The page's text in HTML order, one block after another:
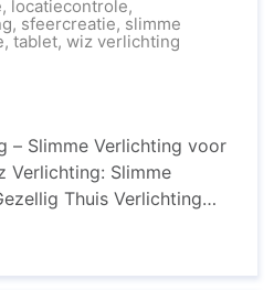
van
Wiz
Verlichting:
, locatiecontrole,
, sfeercreatie, slimme
, tablet, wiz verlichting
– Slimme Verlichting voor
Verlichting: Slimme
Thuis Verlichting
opkomst van slimme
geworden om uw